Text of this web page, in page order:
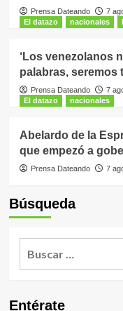
Prensa Dateando
7
El datazo
nacionales
‘Los venezolanos
palabras, seremos
Prensa Dateando
7
El datazo
nacionales
Abelardo de la
que empezó a
Prensa Dateando 7
Búsqueda
Entérate